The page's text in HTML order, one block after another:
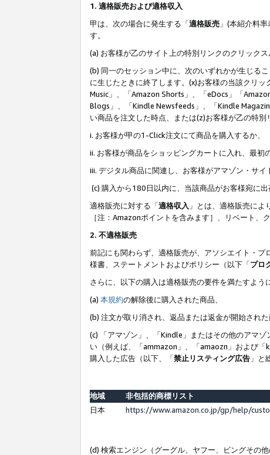
1. 適格販売および適格収入
甲は、次の場合に発生する「適格販売 」(本紹介料
す。
(a) お客様が乙のサイト上の特別リンクのクリック
(b) 同一のセッション中に、次のいずれかが生じる
に生じたときに終了します。(x)お客様の当該クリ
Music」、「Amazon Shorts」、「eDocs」「
Blogs」、「Kindle Newsfeeds」、「Kindle
い商品を注文した時点、または(z)お客様が乙の特
i. お客様が甲の1-Click注文にて商品を購入するか、
ii. お客様が商品をショッピングカートに入れ、最
iii. デジタル商品に関連し、お客様がアマゾン・サ
(c) 購入から180日以内に、当該商品がお客様宛に
適格販売に対する「適格収入 」とは、適格販売に
［注：Amazonポイントを含みます］、リベート、
2. 不適格販売
前記にも関わらず、適格販売が、アソシエイト・
様書、ステートメントおよびポリシー（以下「プロ
さらに、以下の購入は適格販売の要件を満たすよう
(a) 本規約の解除後に購入された商品、
(b) 注文が取り消され、返品または返金が開始された
(c) 「アマゾン」、「Kindle」またはその他のアマ
い（例えば、「ammazon」、「amaozn」および
購入した広告（以下、「禁止リスティング広告 」と
地域
非包括的商標リスト
日本
https://www.amazon.co.jp/gp/help/
(d) 検索エンジン（グーグル、ヤフー、ビングその